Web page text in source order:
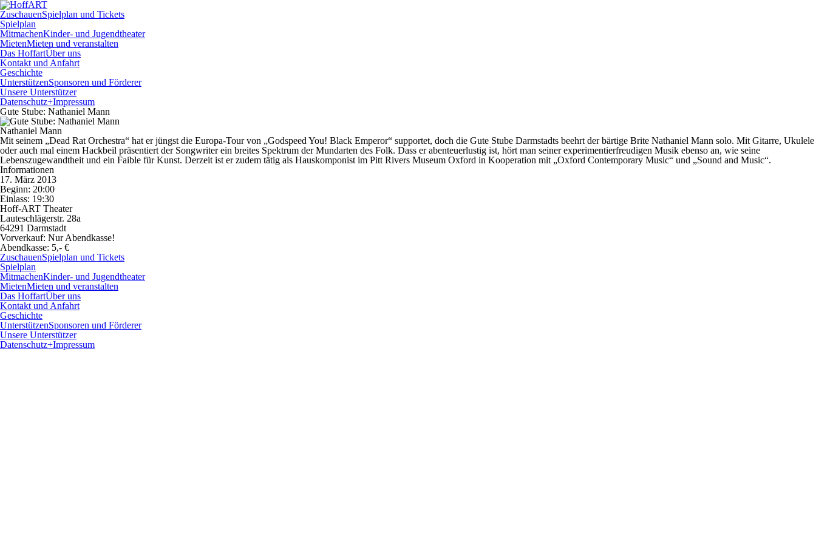
ZuschauenSpielplan und Tickets
Spielplan
MitmachenKinder- und Jugendtheater
MietenMieten und veranstalten
Das HoffartÜber uns
Kontakt und Anfahrt
Geschichte
UnterstützenSponsoren und Förderer
Unsere Unterstützer
Datenschutz+Impressum
Gute Stube: Nathaniel Mann
Nathaniel Mann
Mit seinem „Dead Rat Orchestra“ hat er jüngst die Europa-Tour von „Godspeed You! Black Emperor“ supportet, doch die Gute Stube Darmstadts beehrt der bärtige Brite Nathaniel Mann solo. Mit Gitarre, Ukulele
oder auch mal einem Hackbeil präsentiert der Songwriter ein breites Spektrum der Mundarten des Folk. Dass er abenteuerlustig ist, hört man seiner experimentierfreudigen Musik ebenso an, wie seine
Lebenszugewandtheit und ein Faible für Kunst. Derzeit ist er zudem tätig als Hauskomponist im Pitt Rivers Museum Oxford in Kooperation mit „Oxford Contemporary Music“ und „Sound and Music“.
Informationen
17. März 2013
Beginn: 20:00
Einlass: 19:30
Hoff-ART Theater
Lauteschlägerstr. 28a
64291 Darmstadt
Vorverkauf: Nur Abendkasse!
Abendkasse: 5,- €
ZuschauenSpielplan und Tickets
Spielplan
MitmachenKinder- und Jugendtheater
MietenMieten und veranstalten
Das HoffartÜber uns
Kontakt und Anfahrt
Geschichte
UnterstützenSponsoren und Förderer
Unsere Unterstützer
Datenschutz+Impressum